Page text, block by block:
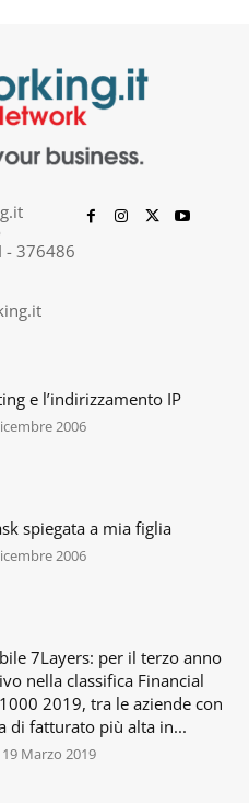
- 376486
e l’indirizzamento IP
2006
spiegata a mia figlia
2006
7Layers: per il terzo anno
nella classifica Financial
2019, tra le aziende con
di fatturato più alta in...
19 Marzo 2019